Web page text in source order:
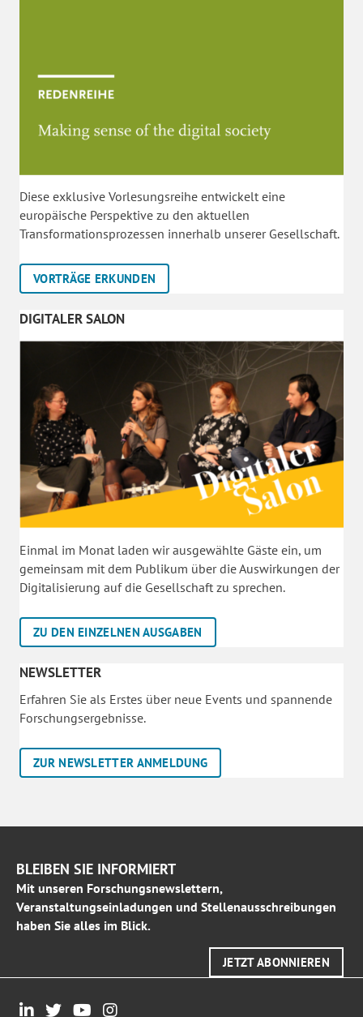
Diese exklusive Vorlesungsreihe entwickelt eine
europäische Perspektive zu den aktuellen
Transformationsprozessen innerhalb unserer Gesellschaft.
VORTRÄGE ERKUNDEN
DIGITALER SALON
Einmal im Monat laden wir ausgewählte Gäste ein, um
gemeinsam mit dem Publikum über die Auswirkungen der
Digitalisierung auf die Gesellschaft zu sprechen.
ZU DEN EINZELNEN AUSGABEN
NEWSLETTER
Erfahren Sie als Erstes über neue Events und spannende
Forschungsergebnisse.
ZUR NEWSLETTER ANMELDUNG
BLEIBEN SIE INFORMIERT
Mit unseren Forschungsnewslettern,
Veranstaltungseinladungen und Stellenausschreibungen
haben Sie alles im Blick.
JETZT ABONNIEREN